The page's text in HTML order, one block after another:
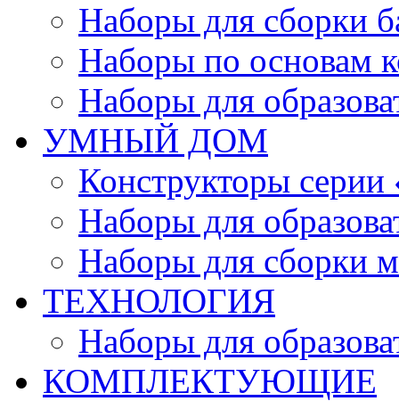
Наборы для сборки
Наборы по основам
Наборы для
УМНЫЙ ДОМ
Конструкторы
Наборы для
Наборы для сборки
ТЕХНОЛОГИЯ
Наборы для
КОМПЛЕКТУЮЩИЕ